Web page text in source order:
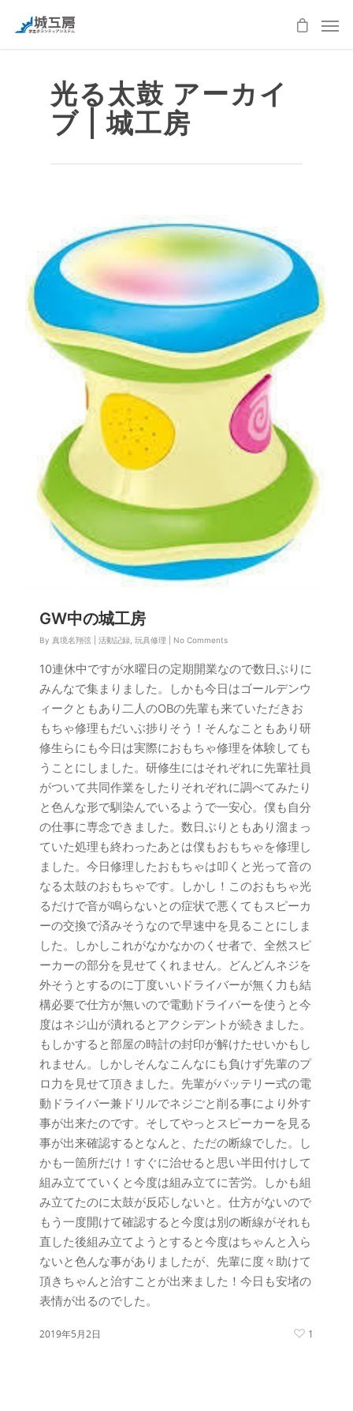
光る太鼓 アーカイ
ブ | 城工房
GW中の城工房
By 真境名翔弦 活動記録 玩具修理 No Comments
10連休中ですが水曜日の定期開業なので数日ぶりに
みんなで集まりました。しかも今日はゴールデンウ
ィークともあり二人のOBの先輩も来ていただきお
もちゃ修理もだいぶ捗りそう！そんなこともあり研
修生らにも今日は実際におもちゃ修理を体験しても
うことにしました。研修生にはそれぞれに先輩社員
がついて共同作業をしたりそれぞれに調べてみたり
と色んな形で馴染んでいるようで一安心。僕も自分
の仕事に専念できました。数日ぶりともあり溜まっ
ていた処理も終わったあとは僕もおもちゃを修理し
ました。今日修理したおもちゃは叩くと光って音の
なる太鼓のおもちゃです。しかし！このおもちゃ光
るだけで音が鳴らないとの症状で悪くてもスピーカ
ーの交換で済みそうなので早速中を見ることにしま
した。しかしこれがなかなかのくせ者で、全然スピ
ーカーの部分を見せてくれません。どんどんネジを
外そうとするのに丁度いいドライバーが無く力も結
構必要で仕方が無いので電動ドライバーを使うと今
度はネジ山が潰れるとアクシデントが続きました。
もしかすると部屋の時計の封印が解けたせいかもし
れません。しかしそんなこんなにも負けず先輩のプ
ロ力を見せて頂きました。先輩がバッテリー式の電
動ドライバー兼ドリルでネジごと削る事により外す
事が出来たのです。そしてやっとスピーカーを見る
事が出来確認するとなんと、ただの断線でした。し
かも一箇所だけ！すぐに治せると思い半田付けして
組み立てていくと今度は組み立てに苦労。しかも組
み立てたのに太鼓が反応しないと。仕方がないので
もう一度開けて確認すると今度は別の断線がそれも
直した後組み立てようとすると今度はちゃんと入ら
ないと色んな事がありましたが、先輩に度々助けて
頂きちゃんと治すことが出来ました！今日も安堵の
表情が出るのでした。
2019年5月2日 1